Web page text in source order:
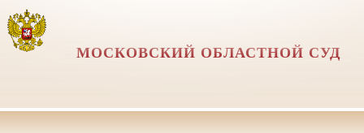
МОСКОВСКИЙ ОБЛАСТНОЙ СУД